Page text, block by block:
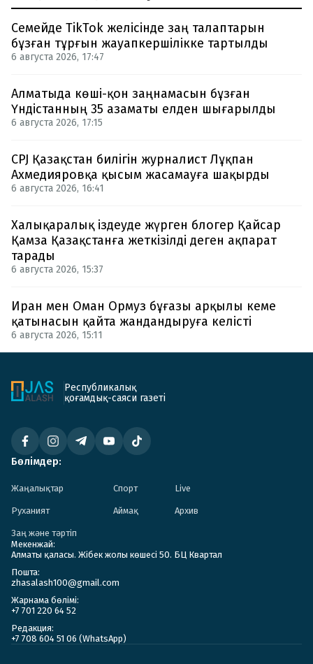
Семейде TikTok желісінде заң талаптарын
бұзған тұрғын жауапкершілікке тартылды
6 августа 2026, 17:47
Алматыда көші-қон заңнамасын бұзған
Үндістанның 35 азаматы елден шығарылды
6 августа 2026, 17:15
CPJ Қазақстан билігін журналист Лұқпан
Ахмедияровқа қысым жасамауға шақырды
6 августа 2026, 16:41
Халықаралық іздеуде жүрген блогер Қайсар
Қамза Қазақстанға жеткізілді деген ақпарат
тарады
6 августа 2026, 15:37
Иран мен Оман Ормуз бұғазы арқылы кеме
қатынасын қайта жандандыруға келісті
6 августа 2026, 15:11
Республикалық
қоғамдық-саяси газеті
Бөлімдер:
Жаңалықтар Спорт Live
Руханият Аймақ Архив
Заң және тәртіп
Мекенжай:
Алматы қаласы. Жібек жолы көшесі 50. БЦ Квартал
Пошта:
zhasalash100@gmail.com
Жарнама бөлімі:
+7 701 220 64 52
Редакция:
+7 708 604 51 06 (WhatsApp)